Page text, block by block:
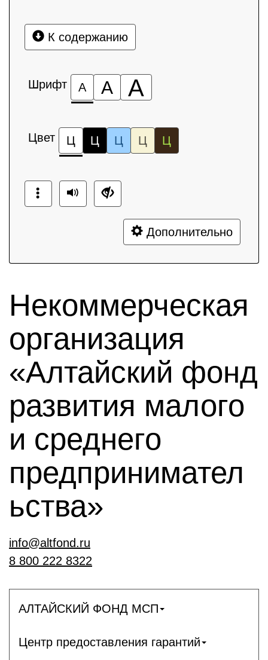
К содержанию
Шрифт А А А
Цвет Ц Ц Ц Ц Ц
Дополнительно
Некоммерческая
организация
«Алтайский фонд
развития малого
и среднего
предпринимател
ьства»
info@altfond.ru
8 800 222 8322
АЛТАЙСКИЙ ФОНД МСП
Центр предоставления гарантий